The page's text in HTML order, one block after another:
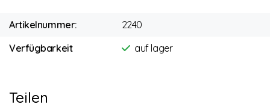
Artikelnummer:
2240
Verfügbarkeit
auf lager
Teilen